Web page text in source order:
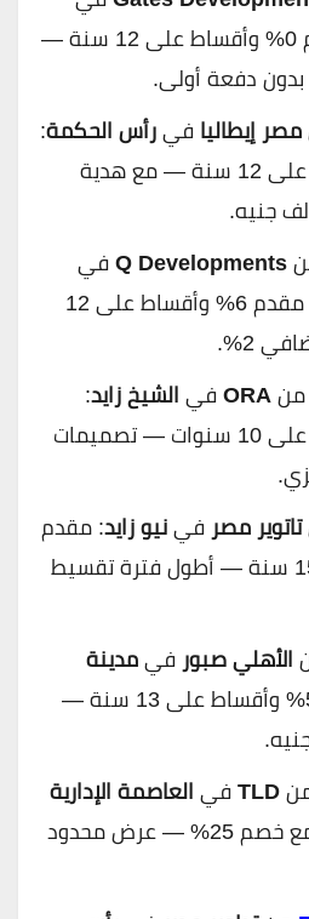
: مقدم 0% وأقساط على 12 سنة —
دفعة أولى.
مصر إيطاليافيرأس الحكمة:
مقدم 0% وأقساط على 12 سنة — مع هدية
Q Developmentsفي
: مقدم 6% وأقساط على 12
2%.
منORAفيالشيخ زايد:
مقدم 0% وأقساط على 10 سنوات — تصميمات
تاتوير مصر فينيو زايد: مقدم
5% وأقساط على 15 سنة — أطول فترة تقسيط
الأهلي صبور فيمدينة
: مقدم 5% وأقساط على 13 سنة —
TLDفيالعاصمة الإدارية
: مقدم 20% مع خصم 25% — عرض محدود